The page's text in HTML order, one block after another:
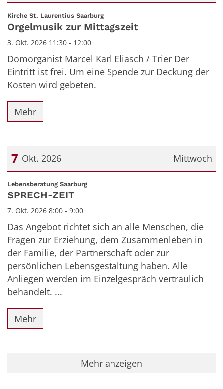
Datum: 3. Oktober 2026
Kirche St. Laurentius Saarburg:
Orgelmusik zur Mittagszeit
3. Okt. 2026 11:30 - 12:00
Domorganist Marcel Karl Eliasch / Trier Der
Eintritt ist frei. Um eine Spende zur Deckung der
Kosten wird gebeten.
Mehr
Mittwoch
7 Okt. 2026
Datum: 7. Oktober 2026
Lebensberatung Saarburg:
SPRECH-ZEIT
7. Okt. 2026 8:00 - 9:00
Das Angebot richtet sich an alle Menschen, die
Fragen zur Erziehung, dem Zusammenleben in
der Familie, der Partnerschaft oder zur
persönlichen Lebensgestaltung haben. Alle
Anliegen werden im Einzelgespräch vertraulich
behandelt. ...
Mehr
Mehr anzeigen